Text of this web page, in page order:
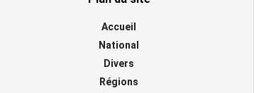
Accueil
National
Divers
Régions